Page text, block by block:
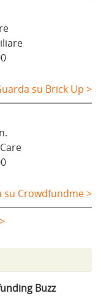
su Brick Up >
su Crowdfundme >
Buzz